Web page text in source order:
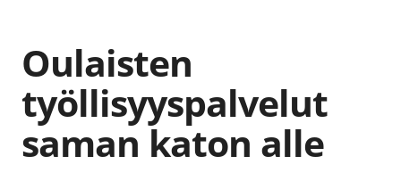
Oulaisten
työllisyyspalvelut
saman katon alle